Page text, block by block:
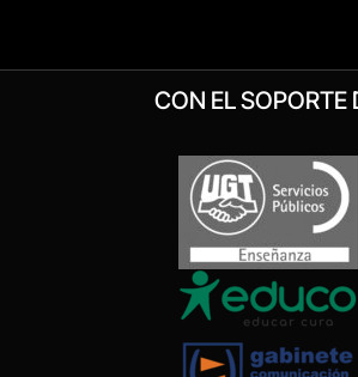
CON EL SOPORTE